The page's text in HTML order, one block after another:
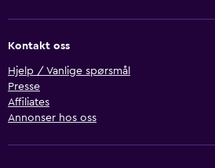
Kontakt oss
Hjelp / Vanlige spørsmål
Presse
Affiliates
Annonser hos oss